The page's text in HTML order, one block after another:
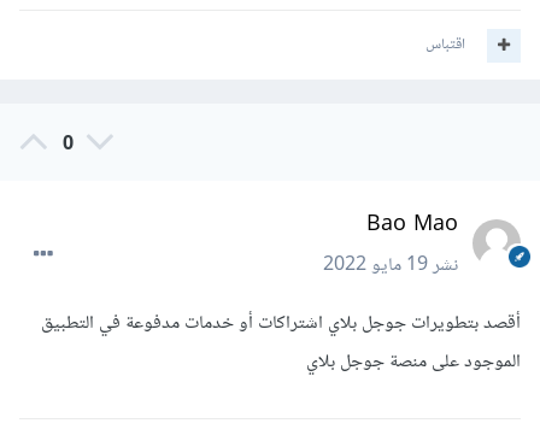
اقتباس
0
Bao Mao
نشر19 مايو 2022
أقصد بتطويرات جوجل بلاي اشتراكات أو خدمات مدفوعة في التطبيق
الموجود على منصة جوجل بلاي